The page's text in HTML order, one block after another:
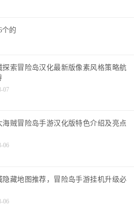
个的
探索冒险岛汉化最新版像素风格策略航
07
海贼冒险岛手游汉化版特色介绍及亮点
06
隐藏地图推荐，冒险岛手游挂机升级必
06